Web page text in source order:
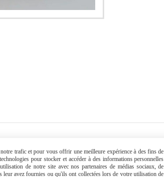
Email :[email protected]
trafic et pour vous offrir une meilleure expérience à des fins de
pour stocker et accéder à des informations personnelles
de notre site avec nos partenaires de médias sociaux, de
avez fournies ou qu'ils ont collectées lors de votre utilisation de